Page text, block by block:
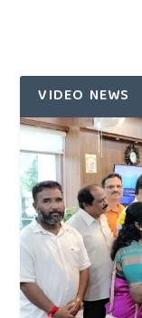
VIDEO NEWS